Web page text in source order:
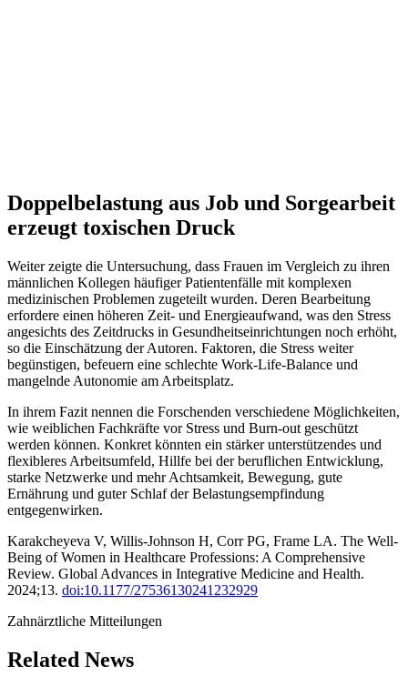
Doppelbelastung aus Job und Sorgearbeit
erzeugt toxischen Druck
Weiter zeigte die Untersuchung, dass Frauen im Vergleich zu ihren
männlichen Kollegen häufiger Patientenfälle mit komplexen
medizinischen Problemen zugeteilt wurden. Deren Bearbeitung
erfordere einen höheren Zeit- und Energieaufwand, was den Stress
angesichts des Zeitdrucks in Gesundheitseinrichtungen noch erhöht,
so die Einschätzung der Autoren. Faktoren, die Stress weiter
begünstigen, befeuern eine schlechte Work-Life-Balance und
mangelnde Autonomie am Arbeitsplatz.
In ihrem Fazit nennen die Forschenden verschiedene Möglichkeiten,
wie weiblichen Fachkräfte vor Stress und Burn-out geschützt
werden können. Konkret könnten ein stärker unterstützendes und
flexibleres Arbeitsumfeld, Hillfe bei der beruflichen Entwicklung,
starke Netzwerke und mehr Achtsamkeit, Bewegung, gute
Ernährung und guter Schlaf der Belastungsempfindung
entgegenwirken.
Karakcheyeva V, Willis-Johnson H, Corr PG, Frame LA. The Well-
Being of Women in Healthcare Professions: A Comprehensive
Review. Global Advances in Integrative Medicine and Health.
2024;13. doi:10.1177/27536130241232929
Zahnärztliche Mitteilungen
Related News